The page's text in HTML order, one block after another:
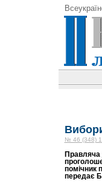
№ 46 (348)
Правляча
помічник
передає